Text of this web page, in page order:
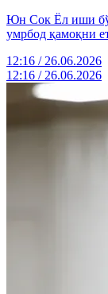
Юн Сок Ёл иши
умрбод қамоқни
12:16 / 26.06.2026
12:16 / 26.06.2026